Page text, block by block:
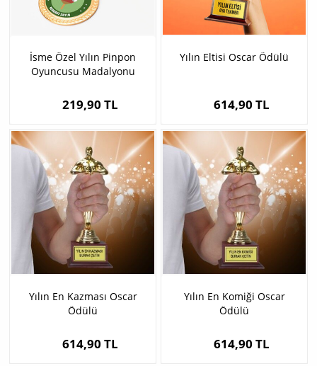
İsme Özel Yılın Pinpon
Oyuncusu Madalyonu
219,90 TL
Yılın Eltisi Oscar Ödülü
614,90 TL
Yılın En Kazması Oscar
Ödülü
614,90 TL
Yılın En Komiği Oscar
Ödülü
614,90 TL